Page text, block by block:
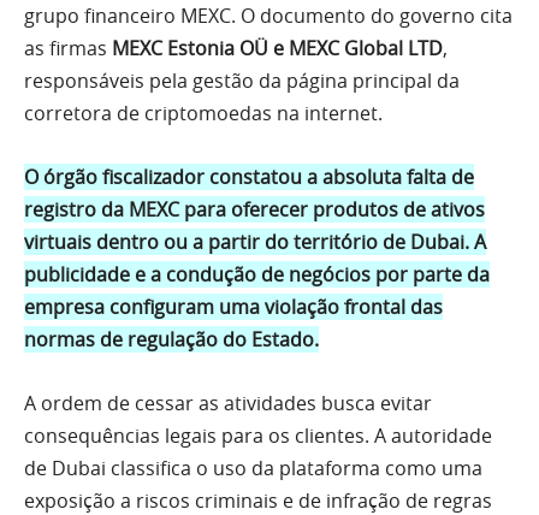
grupo financeiro MEXC. O documento do governo cita
as firmas MEXC Estonia OÜ e MEXC Global LTD,
responsáveis pela gestão da página principal da
corretora de criptomoedas na internet.
O órgão fiscalizador constatou a absoluta falta de
registro da MEXC para oferecer produtos de ativos
virtuais dentro ou a partir do território de Dubai. A
publicidade e a condução de negócios por parte da
empresa configuram uma violação frontal das
normas de regulação do Estado.
A ordem de cessar as atividades busca evitar
consequências legais para os clientes. A autoridade
de Dubai classifica o uso da plataforma como uma
exposição a riscos criminais e de infração de regras